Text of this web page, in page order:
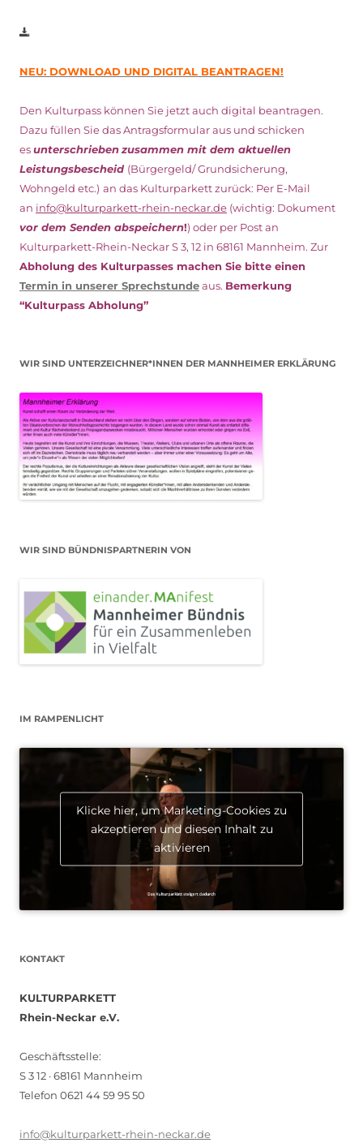
NEU: DOWNLOAD UND DIGITAL BEANTRAGEN!
Den Kulturpass können Sie jetzt auch digital beantragen.
Dazu füllen Sie das Antragsformular aus und schicken
esunterschriebenzusammen mit dem aktuellen
Leistungsbescheid (Bürgergeld/ Grundsicherung,
Wohngeld etc.) an das Kulturparkett zurück: Per E-Mail
an info@kulturparkett-rhein-neckar.de (wichtig: Dokument
vor dem Senden abspeichern!) oder per Post an
Kulturparkett-Rhein-Neckar S 3, 12 in 68161 Mannheim. Zur
Abholung des Kulturpasses machen Sie bitte einen
Termin in unserer Sprechstundeaus. Bemerkung
“Kulturpass Abholung”
WIR SIND UNTERZEICHNER*INNEN DER MANNHEIMER ERKLÄRUNG
WIR SIND BÜNDNISPARTNERIN VON
IM RAMPENLICHT
Klicke hier, um Marketing-Cookies zu
akzeptieren und diesen Inhalt zu
aktivieren
KONTAKT
KULTURPARKETT
Rhein-Neckar e.V.
Geschäftsstelle:
S 3 12 · 68161 Mannheim
Telefon 0621 44 59 95 50
info@kulturparkett-rhein-neckar.de